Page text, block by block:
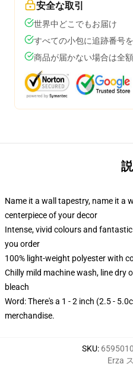
安全な取引
世界中どこでもお届け
すべての小包に追跡番号
商品が届かない場合は全
Name it a wall tapestry, name it a
centerpiece of your decor
Intense, vivid colours and
you order
100% light-weight polyester with
Chilly mild machine wash, line dry
bleach
Word: There's a 1 - 2 inch (2.5 -
merchandise.
SKU:
Erza